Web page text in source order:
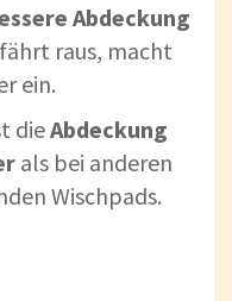
Abdeckung
raus, macht
ein.
dieAbdeckung
als bei anderen
Wischpads.